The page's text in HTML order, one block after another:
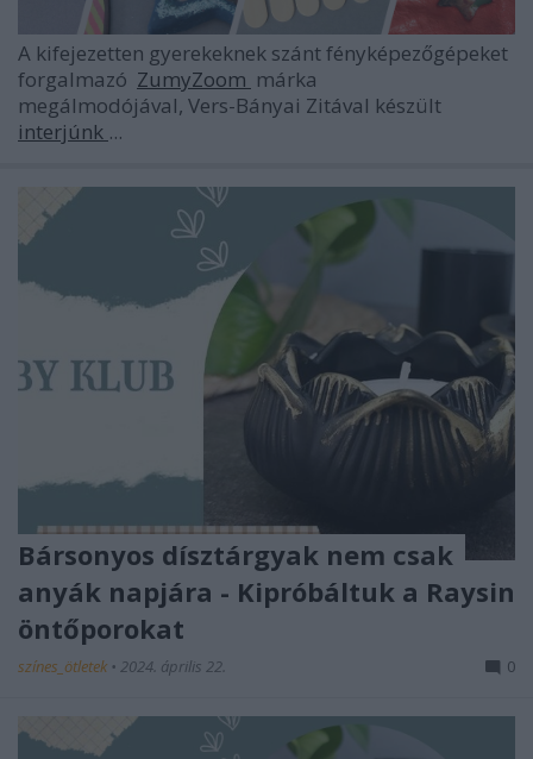
A kifejezetten gyerekeknek szánt fényképezőgépeket
forgalmazó ZumyZoom márka
megálmodójával, Vers-Bányai Zitával készült
interjúnk ...
Bársonyos dísztárgyak nem csak
anyák napjára - Kipróbáltuk a Raysin
öntőporokat
színes_ötletek • 2024. április 22. 0